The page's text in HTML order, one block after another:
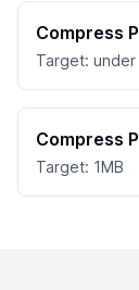
Compress
Target: under
Compress
Target: 1MB